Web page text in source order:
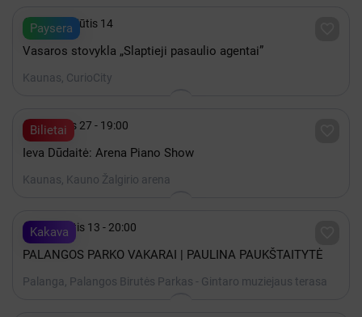
Paysera
 iki Rugpjūtis 14
Vasaros stovykla „Slaptieji pasaulio agentai”
Kaunas, CurioCity
Bilietai
 Gruodis 27 - 19:00
Ieva Dūdaitė: Arena Piano Show
Kaunas, Kauno Žalgirio arena
Kakava
 Rugpjūtis 13 - 20:00
PALANGOS PARKO VAKARAI | PAULINA PAUKŠTAITYTĖ
Palanga, Palangos Birutės Parkas - Gintaro muziejaus terasa